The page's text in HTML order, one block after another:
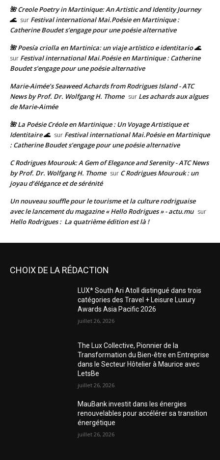
🌺 Creole Poetry in Martinique: An Artistic and Identity Journey
🌊 sur Festival international Mai.Poésie en Martinique :
Catherine Boudet s’engage pour une poésie alternative
🌺 Poesía criolla en Martinica: un viaje artístico e identitario 🌊
sur Festival international Mai.Poésie en Martinique : Catherine
Boudet s’engage pour une poésie alternative
Marie-Aimée’s Seaweed Achards from Rodrigues Island - ATC
News by Prof. Dr. Wolfgang H. Thome sur Les achards aux algues
de Marie-Aimée
🌺 La Poésie Créole en Martinique : Un Voyage Artistique et
Identitaire 🌊 sur Festival international Mai.Poésie en Martinique
: Catherine Boudet s’engage pour une poésie alternative
C Rodrigues Mourouk: A Gem of Elegance and Serenity - ATC News
by Prof. Dr. Wolfgang H. Thome sur C Rodrigues Mourouk : un
joyau d’élégance et de sérénité
Un nouveau souffle pour le tourisme et la culture rodriguaise
avec le lancement du magazine « Hello Rodrigues » - actu.mu sur
Hello Rodrigues : La quatrième édition est là !
CHOIX DE LA RÉDACTION
LUX* South Ari Atoll distingué dans trois
catégories des Travel + Leisure Luxury
Awards Asia Pacific 2026
juillet 26, 2026
The Lux Collective, Pionnier de la
Transformation du Bien-être en Entreprise
dans le Secteur Hôtelier à Maurice avec
LetsBe
juillet 26, 2026
MauBank investit dans les énergies
renouvelables pour accélérer sa transition
énergétique
juillet 26, 2026